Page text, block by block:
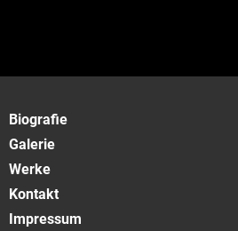
Biografie
Galerie
Werke
Kontakt
Impressum